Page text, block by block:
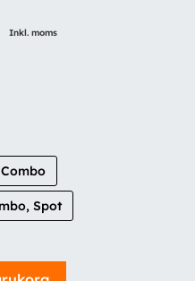
Inkl. moms
Spot